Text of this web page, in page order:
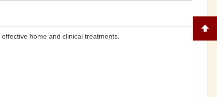
home and clinical treatments.